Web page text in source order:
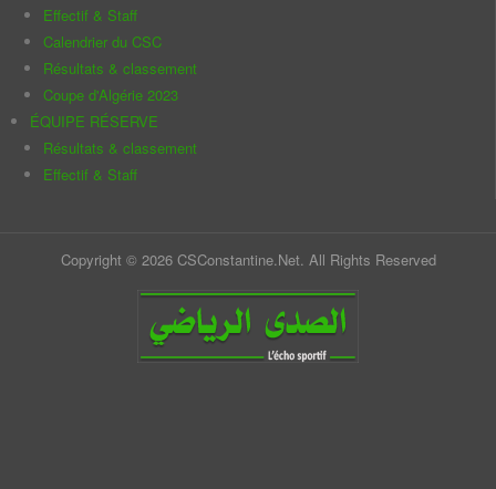
Effectif & Staff
Calendrier du CSC
Résultats & classement
Coupe d'Algérie 2023
ÉQUIPE RÉSERVE
Résultats & classement
Effectif & Staff
Copyright © 2026 CSConstantine.Net. All Rights Reserved